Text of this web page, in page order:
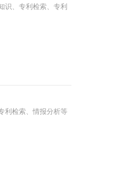
、专利检索、专利
利检索、情报分析等